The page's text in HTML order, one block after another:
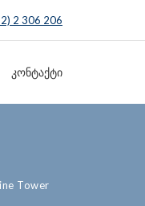
2 306 206
ᲙᲝᲜᲢᲐᲥᲢᲘ
Tower